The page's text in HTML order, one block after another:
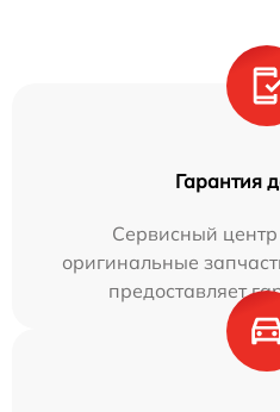
Гарантия
Сервисный
оригинальные
предоставляет